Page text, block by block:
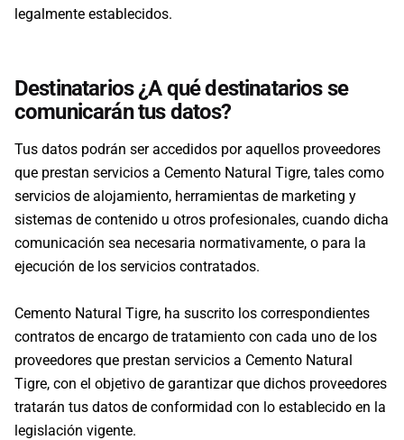
legalmente establecidos.
Destinatarios ¿A qué destinatarios se
comunicarán tus datos?
Tus datos podrán ser accedidos por aquellos proveedores
que prestan servicios a Cemento Natural Tigre, tales como
servicios de alojamiento, herramientas de marketing y
sistemas de contenido u otros profesionales, cuando dicha
comunicación sea necesaria normativamente, o para la
ejecución de los servicios contratados.
Cemento Natural Tigre, ha suscrito los correspondientes
contratos de encargo de tratamiento con cada uno de los
proveedores que prestan servicios a Cemento Natural
Tigre, con el objetivo de garantizar que dichos proveedores
tratarán tus datos de conformidad con lo establecido en la
legislación vigente.